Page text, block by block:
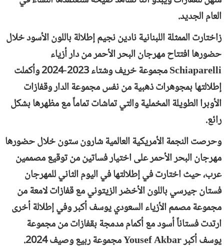
العام الجديد.
زاختارت الممثلة اللبنانية نادين نجيم إطلالة باللون الأسود خلال
حضورها افتتاح مهرجان البحر الأحمر من دار أزياء
Schiaparelli
مجموعة خريف وشتاء 2023-2024 وأكملت
إطلالتها بمجوهرات ذهبية من نفس مجموعة الدار وقفازات
الأوبرا الطويلة المخملية والتي تماشات تماماً مع مظهرها بشكل
رائع.
وحرصت النجمة الأمريكية العالمية شارون ستون خلال حضورها
مهرجان البحر الأحمر على اختيار فساتين من توقيع مصممين
عرب، حيث اختارت في إطلالتها في اليوم الثاني للمهرجان
فستان جيرسي باللون الأخضر الزيتوني مع قفازات لامعة من
مجموعة مصمم الأزياء السعودي يوسف أكبر وفي إطلالة أخرى
ارتدت فستاناً أسود مع أكمام مدمجة بقفازات من مجموعة
يوسف أكبرYousef Akbarمجموعة ربيع وصيف 2024.